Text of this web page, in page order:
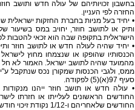
החזרה לפי העניין.
• יחיד בעל מניות בחברת החזקות ישראלית
הישראלית בתקופה שבה הוא זכאי להטבות לפי
• יחיד שהיה לעולה חדש או לתושב חוזר
מהמועד שהיה לתושב ישראל. האמור לא חל
סעיף 97(א)(5) לפקודה.
החודשים שלאחריהם ו-1/12 נקודת זיכוי חודשית במהלך 12 החודשים שלאחריהם.